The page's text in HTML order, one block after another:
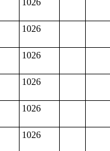
1026
1026
1026
1026
1026
1026